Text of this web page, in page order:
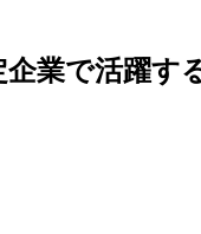
業で活躍す